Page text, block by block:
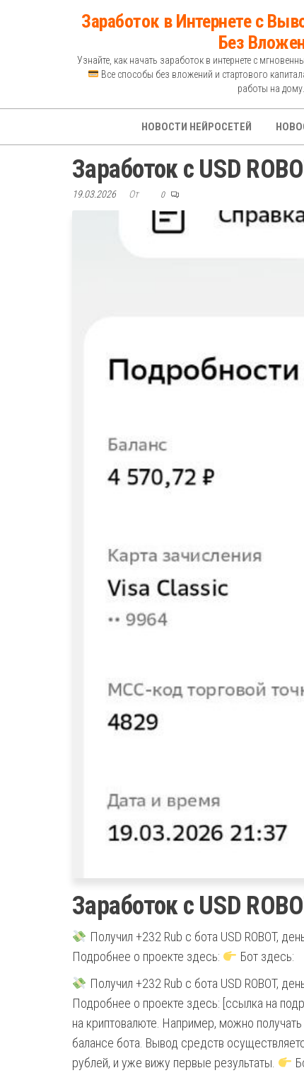
Заработок в Интернете с
Без
Узнайте, как начать заработок в интернете с
Все способы без вложений и стартового
работы на дому.
НОВОСТИ НЕЙРОСЕТЕЙ
Заработок с USD
19.03.2026 От 0
Заработок с USD
Получил +232 Rub с бота USD ROBOT,
Подробнее о проекте здесь:
Бот здесь:
Получил +232 Rub с бота USD ROBOT,
Подробнее о проекте здесь: [ссылка на
на криптовалюте. Например, можно
балансе бота. Вывод средств
рублей, и уже вижу первые результаты.